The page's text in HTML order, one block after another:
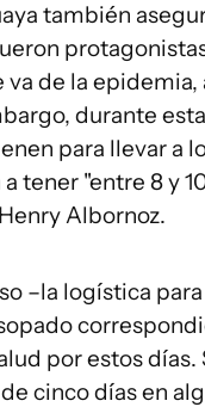
también
va de la
durante
para llevar a
a tener "entre 8 y
Albornoz.
–la logística
por estos
cinco días en